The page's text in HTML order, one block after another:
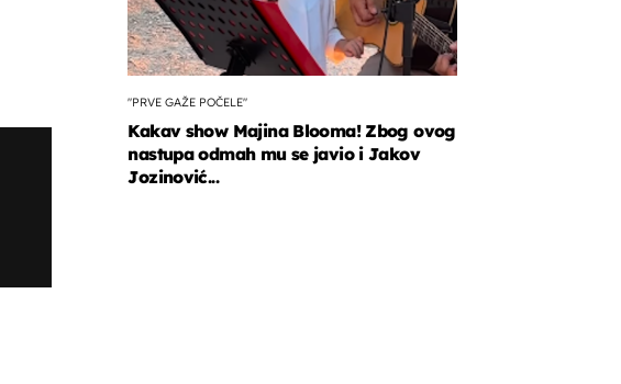
"PRVE GAŽE POČELE"
Kakav show Majina Blooma! Zbog ovog
nastupa odmah mu se javio i Jakov
Jozinović...